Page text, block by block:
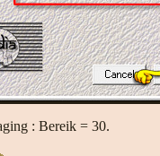
: Bereik = 30.